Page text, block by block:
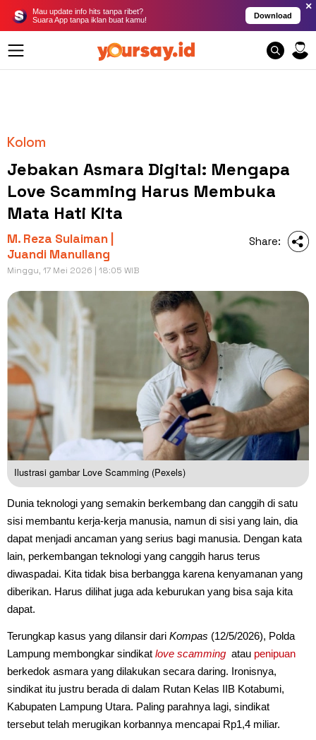
Mau update info hits tanpa ribet?
Suara App tanpa iklan buat kamu!
Download
×
Kolom
Jebakan Asmara Digital: Mengapa
Love Scamming Harus Membuka
Mata Hati Kita
M. Reza Sulaiman |
Juandi Manullang
Minggu, 17 Mei 2026 | 18:05 WIB
Share:
Ilustrasi gambar Love Scamming (Pexels)
Dunia teknologi yang semakin berkembang dan canggih di satu
sisi membantu kerja-kerja manusia, namun di sisi yang lain, dia
dapat menjadi ancaman yang serius bagi manusia. Dengan kata
lain, perkembangan teknologi yang canggih harus terus
diwaspadai. Kita tidak bisa berbangga karena kenyamanan yang
diberikan. Harus dilihat juga ada keburukan yang bisa saja kita
dapat.
Terungkap kasus yang dilansir dari Kompas (12/5/2026), Polda
Lampung membongkar sindikat love scamming atau penipuan
berkedok asmara yang dilakukan secara daring. Ironisnya,
sindikat itu justru berada di dalam Rutan Kelas IIB Kotabumi,
Kabupaten Lampung Utara. Paling parahnya lagi, sindikat
tersebut telah merugikan korbannya mencapai Rp1,4 miliar.